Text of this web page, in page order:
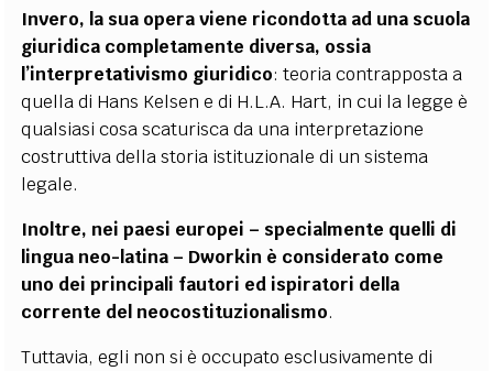
Invero, la sua opera viene ricondotta ad una scuola
giuridica completamente diversa, ossia
l’interpretativismo giuridico: teoria contrapposta a
quella di Hans Kelsen e di H.L.A. Hart, in cui la legge è
qualsiasi cosa scaturisca da una interpretazione
costruttiva della storia istituzionale di un sistema
legale.
Inoltre, nei paesi europei – specialmente quelli di
lingua neo-latina – Dworkin è considerato come
uno dei principali fautori ed ispiratori della
corrente del neocostituzionalismo.
Tuttavia, egli non si è occupato esclusivamente di